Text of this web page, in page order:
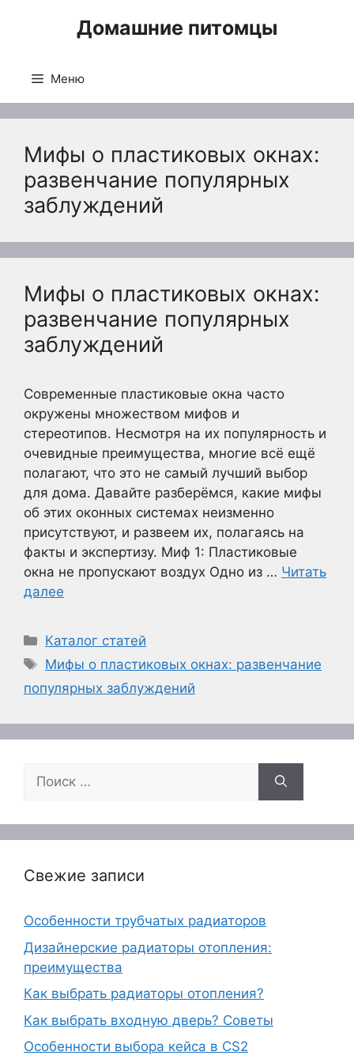
Домашние питомцы
Меню
Мифы о пластиковых окнах:
развенчание популярных
заблуждений
Мифы о пластиковых окнах:
развенчание популярных
заблуждений
Современные пластиковые окна часто
окружены множеством мифов и
стереотипов. Несмотря на их популярность и
очевидные преимущества, многие всё ещё
полагают, что это не самый лучший выбор
для дома. Давайте разберёмся, какие мифы
об этих оконных системах неизменно
присутствуют, и развеем их, полагаясь на
факты и экспертизу. Миф 1: Пластиковые
окна не пропускают воздух Одно из … Читать
далее
Рубрики
Каталог статей
Метки
Мифы о пластиковых окнах: развенчание
популярных заблуждений
Поиск:
Свежие записи
Особенности трубчатых радиаторов
Дизайнерские радиаторы отопления:
преимущества
Как выбрать радиаторы отопления?
Как выбрать входную дверь? Советы
Особенности выбора кейса в CS2